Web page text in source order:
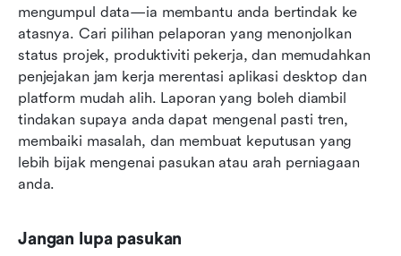
mengumpul data—ia membantu anda bertindak ke
atasnya. Cari pilihan pelaporan yang menonjolkan
status projek, produktiviti pekerja, dan memudahkan
penjejakan jam kerja merentasi aplikasi desktop dan
platform mudah alih. Laporan yang boleh diambil
tindakan supaya anda dapat mengenal pasti tren,
membaiki masalah, dan membuat keputusan yang
lebih bijak mengenai pasukan atau arah perniagaan
anda.
Jangan lupa pasukan